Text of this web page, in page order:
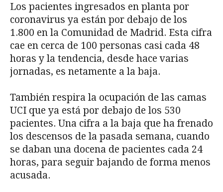
Los pacientes ingresados en planta por
coronavirus ya están por debajo de los
1.800 en la Comunidad de Madrid. Esta cifra
cae en cerca de 100 personas casi cada 48
horas y la tendencia, desde hace varias
jornadas, es netamente a la baja.
También respira la ocupación de las camas
UCI que ya está por debajo de los 530
pacientes. Una cifra a la baja que ha frenado
los descensos de la pasada semana, cuando
se daban una docena de pacientes cada 24
horas, para seguir bajando de forma menos
acusada.